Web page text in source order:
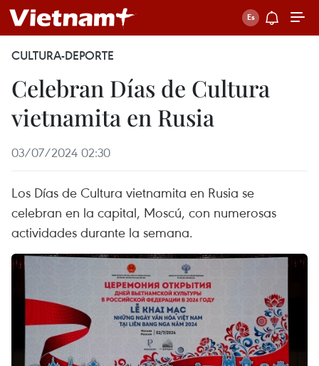
CULTURA-DEPORTE
Celebran Días de Cultura
vietnamita en Rusia
03/07/2024 02:30
Los Días de Cultura vietnamita en Rusia se
celebran en la capital, Moscú, con numerosas
actividades durante la semana.